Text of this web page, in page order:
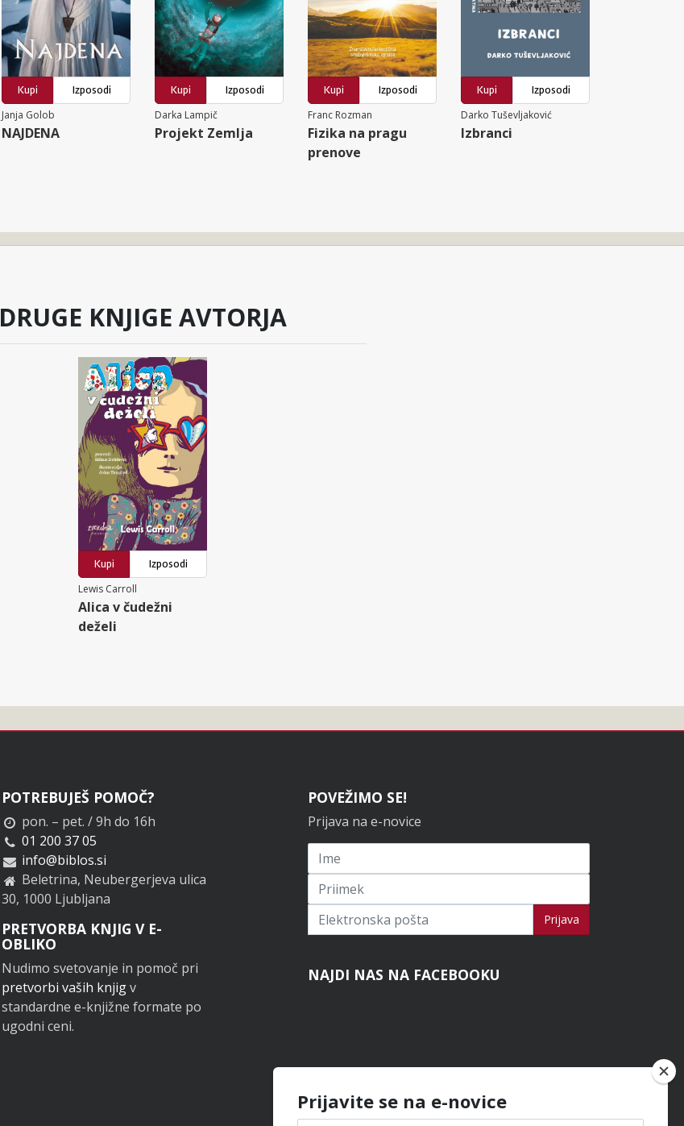
Kupi
Izposodi
Janja Golob
NAJDENA
Kupi
Izposodi
Darka Lampič
Projekt Zemlja
Kupi
Izposodi
Franc Rozman
Fizika na pragu
prenove
Kupi
Izposodi
Darko Tuševljaković
Izbranci
DRUGE KNJIGE AVTORJA
Kupi
Izposodi
Lewis Carroll
Alica v čudežni
deželi
POTREBUJEŠ POMOČ?
pon. – pet. / 9h do 16h
01 200 37 05
info@biblos.si
Beletrina, Neubergerjeva ulica
30, 1000 Ljubljana
PRETVORBA KNJIG V E-
OBLIKO
Nudimo svetovanje in pomoč pri
pretvorbi vaših knjigv
standardne e-knjižne formate po
ugodni ceni.
POVEŽIMO SE!
Prijava na e-novice
Prijavi se na novice Prijava
NAJDI NAS NA FACEBOOKU
Prijavite se na e-novice